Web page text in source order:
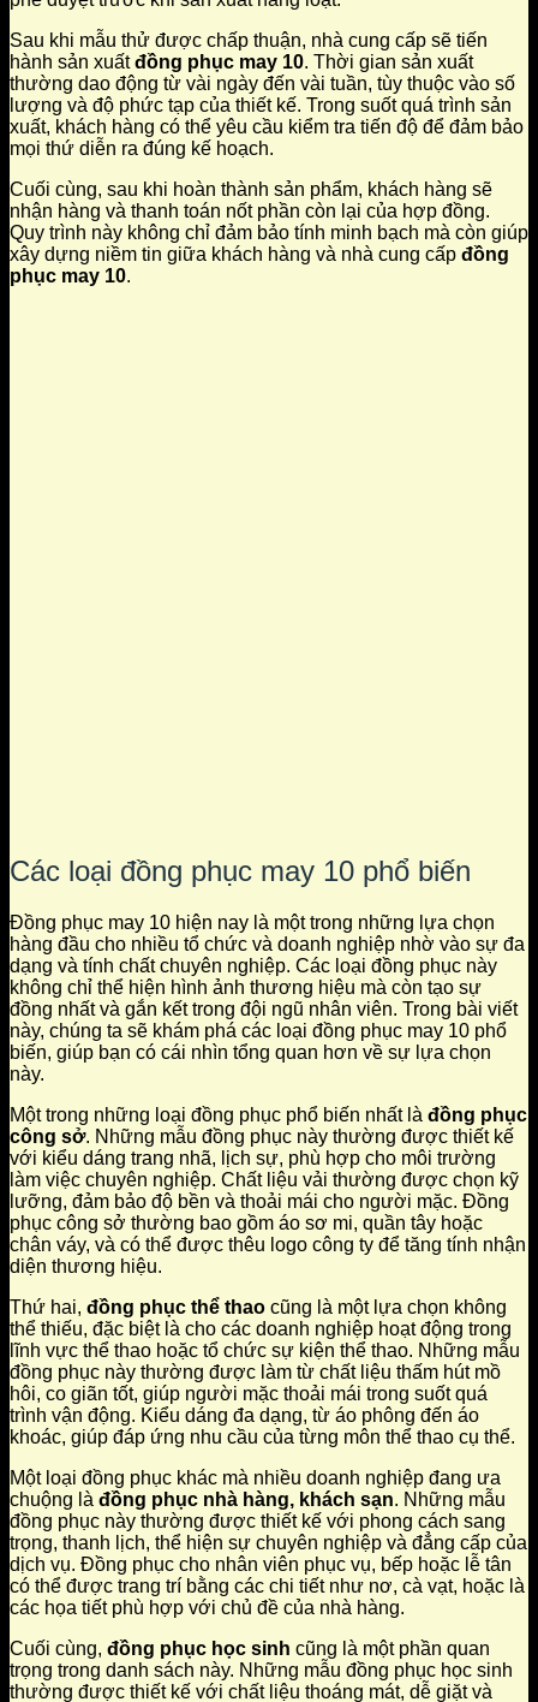
Sau khi mẫu thử được chấp thuận, nhà cung cấp sẽ tiến
hành sản xuấtđồng phục may 10. Thời gian sản xuất
thường dao động từ vài ngày đến vài tuần, tùy thuộc vào số
lượng và độ phức tạp của thiết kế. Trong suốt quá trình sản
xuất, khách hàng có thể yêu cầu kiểm tra tiến độ để đảm bảo
mọi thứ diễn ra đúng kế hoạch.
Cuối cùng, sau khi hoàn thành sản phẩm, khách hàng sẽ
nhận hàng và thanh toán nốt phần còn lại của hợp đồng.
Quy trình này không chỉ đảm bảo tính minh bạch mà còn giúp
xây dựng niềm tin giữa khách hàng và nhà cung cấp đồng
phục may 10.
Các loại đồng phục may 10 phổ biến
Đồng phục may 10 hiện nay là một trong những lựa chọn
hàng đầu cho nhiều tổ chức và doanh nghiệp nhờ vào sự đa
dạng và tính chất chuyên nghiệp. Các loại đồng phục này
không chỉ thể hiện hình ảnh thương hiệu mà còn tạo sự
đồng nhất và gắn kết trong đội ngũ nhân viên. Trong bài viết
này, chúng ta sẽ khám phá các loại đồng phục may 10 phổ
biến, giúp bạn có cái nhìn tổng quan hơn về sự lựa chọn
này.
Một trong những loại đồng phục phổ biến nhất là đồng phục
công sở. Những mẫu đồng phục này thường được thiết kế
với kiểu dáng trang nhã, lịch sự, phù hợp cho môi trường
làm việc chuyên nghiệp. Chất liệu vải thường được chọn kỹ
lưỡng, đảm bảo độ bền và thoải mái cho người mặc. Đồng
phục công sở thường bao gồm áo sơ mi, quần tây hoặc
chân váy, và có thể được thêu logo công ty để tăng tính nhận
diện thương hiệu.
Thứ hai, đồng phục thể thao cũng là một lựa chọn không
thể thiếu, đặc biệt là cho các doanh nghiệp hoạt động trong
lĩnh vực thể thao hoặc tổ chức sự kiện thể thao. Những mẫu
đồng phục này thường được làm từ chất liệu thấm hút mồ
hôi, co giãn tốt, giúp người mặc thoải mái trong suốt quá
trình vận động. Kiểu dáng đa dạng, từ áo phông đến áo
khoác, giúp đáp ứng nhu cầu của từng môn thể thao cụ thể.
Một loại đồng phục khác mà nhiều doanh nghiệp đang ưa
chuộng là đồng phục nhà hàng, khách sạn. Những mẫu
đồng phục này thường được thiết kế với phong cách sang
trọng, thanh lịch, thể hiện sự chuyên nghiệp và đẳng cấp của
dịch vụ. Đồng phục cho nhân viên phục vụ, bếp hoặc lễ tân
có thể được trang trí bằng các chi tiết như nơ, cà vạt, hoặc là
các họa tiết phù hợp với chủ đề của nhà hàng.
Cuối cùng, đồng phục học sinh cũng là một phần quan
trọng trong danh sách này. Những mẫu đồng phục học sinh
thường được thiết kế với chất liệu thoáng mát, dễ giặt và